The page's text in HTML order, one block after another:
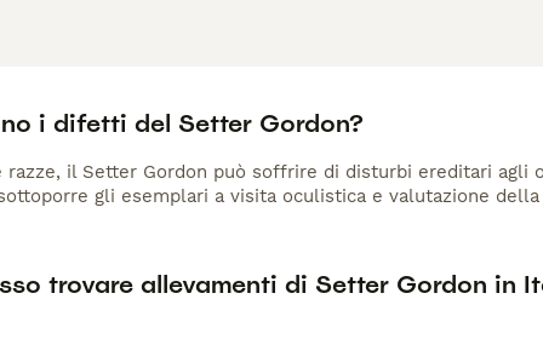
i difetti del Setter Gordon?
razze, il Setter Gordon può soffrire di disturbi ereditari agli
gli esemplari a visita oculistica e valutazione della
trovare allevamenti di Setter Gordon in